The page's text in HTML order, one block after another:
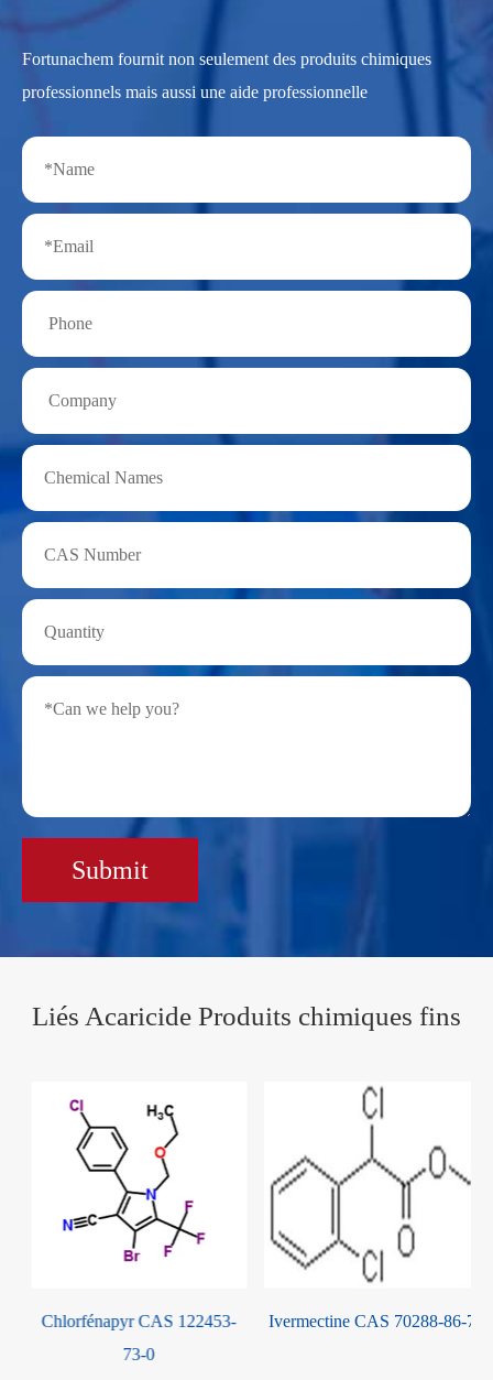
Fortunachem fournit non seulement des produits chimiques
professionnels mais aussi une aide professionnelle
Submit
Liés Acaricide Produits chimiques fins
Amitraz CAS 33089-61-1
Chlorfénapyr CAS 122453-